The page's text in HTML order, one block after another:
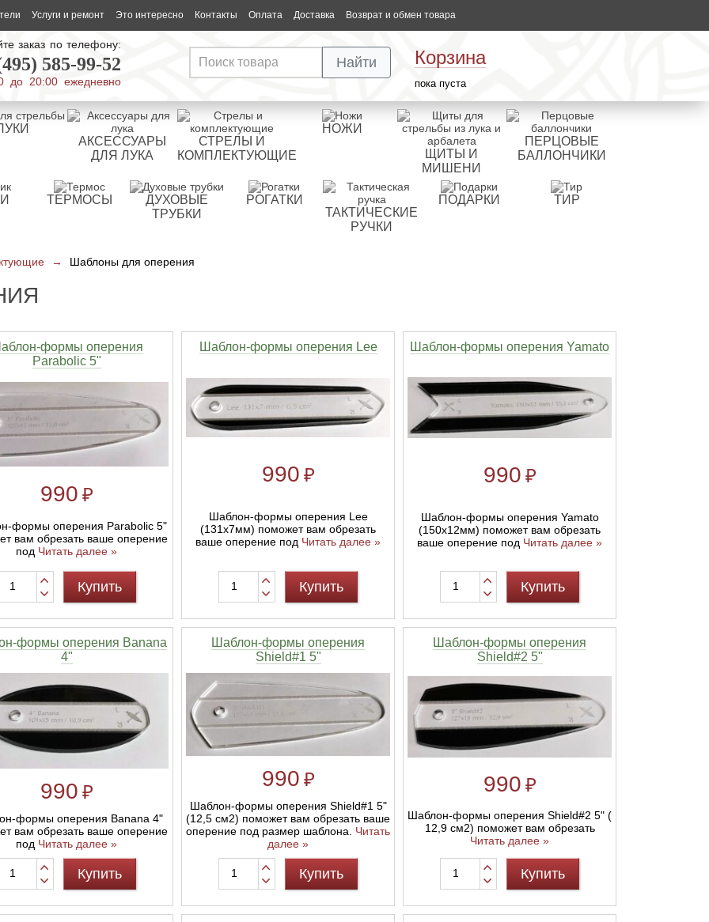
Услуги и ремонт Это интересно Контакты Оплата Доставка Возврат и обмен товара
заказ по телефону:
585-99-52
до 20:00 ежедневно
Корзина
пока пуста
Найти
АКСЕССУАРЫ
ДЛЯ ЛУКА
СТРЕЛЫ И
КОМПЛЕКТУЮЩИЕ
НОЖИ
ЩИТЫ И
МИШЕНИ
ПЕРЦОВЫЕ
БАЛЛОНЧИКИ
ТЕРМОСЫ
ДУХОВЫЕ
ТРУБКИ
РОГАТКИ
ТАКТИЧЕСКИЕ
РУЧКИ
ПОДАРКИ ТИР
→ Шаблоны для оперения
формы оперения
Parabolic 5"
990 ₽
формы оперения Parabolic 5"
вам обрезать ваше оперение
под Читать далее »
Купить
Шаблон-формы оперения Lee
990 ₽
Шаблон-формы оперения Lee
(131х7мм) поможет вам обрезать
ваше оперение под Читать далее »
Купить
Шаблон-формы оперения Yamato
990 ₽
Шаблон-формы оперения Yamato
(150x12мм) поможет вам обрезать
ваше оперение под Читать далее »
Купить
формы оперения Banana
4"
990 ₽
формы оперения Banana 4"
вам обрезать ваше оперение
под Читать далее »
Купить
Шаблон-формы оперения
Shield#1 5"
990 ₽
Шаблон-формы оперения Shield#1 5"
(12,5 см2) поможет вам обрезать ваше
оперение под размер шаблона. Читать
далее »
Купить
Шаблон-формы оперения
Shield#2 5"
990 ₽
Шаблон-формы оперения Shield#2 5" (
12,9 см2) поможет вам обрезать
Читать далее »
Купить